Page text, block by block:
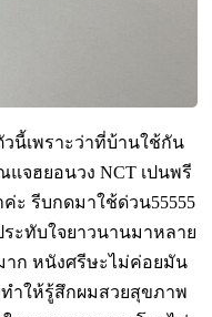
นี้เพราะว่าที่บ้านใช้กัน
จฮยอนวง NCT เปนพรี
ะ รีบกดมาใช้ด่วน55555
ะทับใจยาวนานมาหลาย
ก หนังศรีษะไม่ค่อยมัน
ำให้รู้สึกผมสวยสุขภาพ